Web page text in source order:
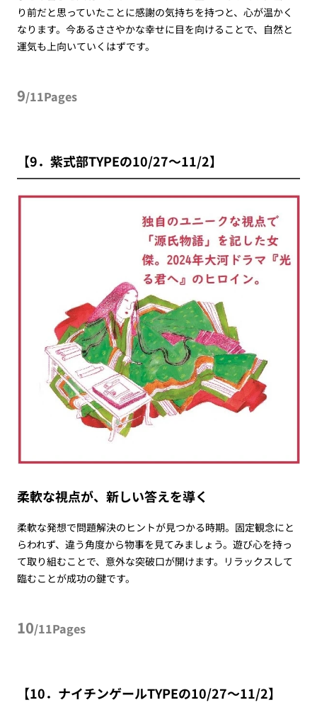
り前だと思っていたことに感謝の気持ちを持つと、心が温かく
なります。今あるささやかな幸せに目を向けることで、自然と
運気も上向いていくはずです。
9/11Pages
【9．紫式部TYPEの10/27～11/2】
柔軟な視点が、新しい答えを導く
柔軟な発想で問題解決のヒントが見つかる時期。固定観念にと
らわれず、違う角度から物事を見てみましょう。遊び心を持っ
て取り組むことで、意外な突破口が開けます。リラックスして
臨むことが成功の鍵です。
10/11Pages
【10．ナイチンゲールTYPEの10/27～11/2】